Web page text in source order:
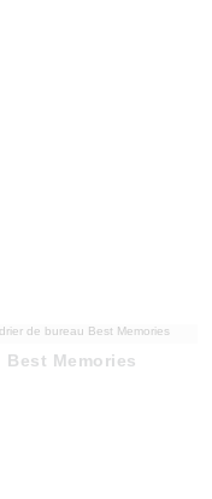
Best Memories